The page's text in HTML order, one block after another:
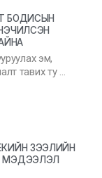
БОДИСЫН
эм,
тавих ту …
ЗЭЭЛИЙН
МЭДЭЭЛЭЛ